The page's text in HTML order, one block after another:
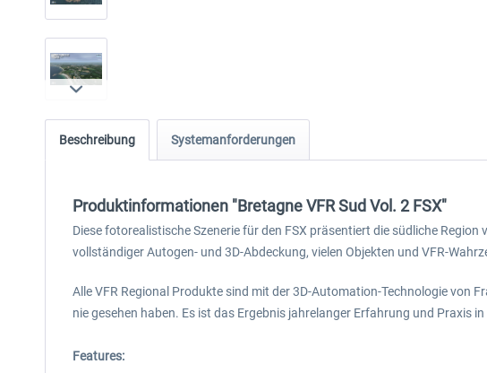
Beschreibung Systemanforderungen
Produktinformationen "Bretagne VFR Sud Vol. 2 FSX"
Diese fotorealistische Szenerie für den FSX präsentiert die südliche
vollständiger Autogen- und 3D-Abdeckung, vielen Objekten und VFR-
Alle VFR Regional Produkte sind mit der 3D-Automation-Technologie von
nie gesehen haben. Es ist das Ergebnis jahrelanger Erfahrung und Praxis
Features: